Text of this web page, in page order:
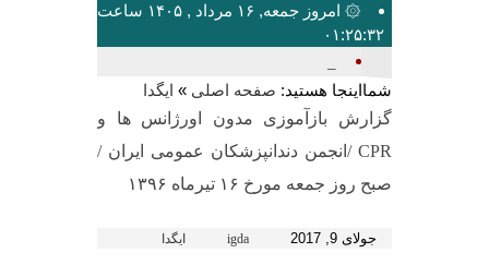
۞ امروز جمعه, ۱۶ مرداد , ۱۴۰۵ ساعت
۰۱:۲۵:۳۲
شمااینجا هستید: صفحه اصلی » ایگدا
گزارش بازآموزی مدون اورژانس ها و
CPR /انجمن دندانپزشکان عمومی ایران /
صبح روز جمعه مورخ ۱۶ تیرماه ۱۳۹۶
جولای 9, 2017 igda ایگدا